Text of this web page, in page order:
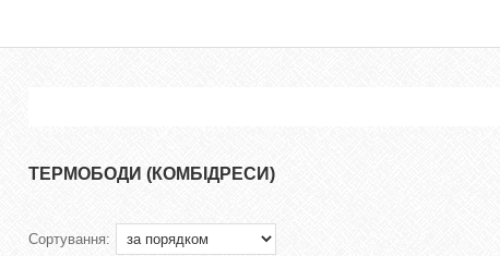
ТЕРМОБОДИ (КОМБІДРЕСИ)